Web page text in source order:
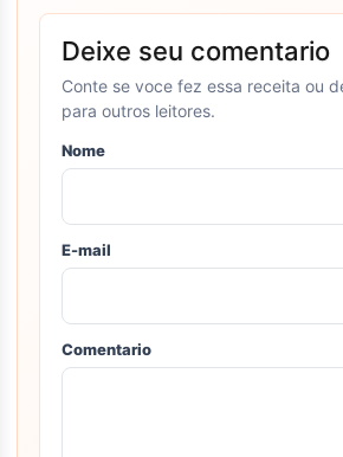
Deixe seu comentario
Conte se voce fez essa receita ou
para outros leitores.
Nome
E-mail
Comentario